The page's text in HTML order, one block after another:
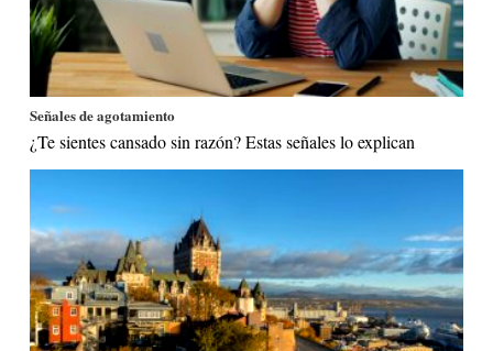
Señales de agotamiento
¿Te sientes cansado sin razón? Estas señales lo explican